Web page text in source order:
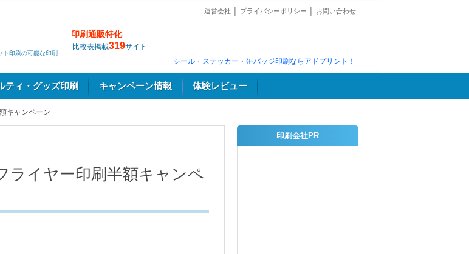
ト印刷の可能な印刷
印刷通販特化
比較表掲載319サイト
運営会社 プライバシーポリシー お問い合わせ
シール・ステッカー・缶バッジ印刷ならアドプリント！
ティ・グッズ印刷 キャンペーン情報 体験レビュー
キャンペーン
ライヤー印刷半額キャンペ
印刷会社PR